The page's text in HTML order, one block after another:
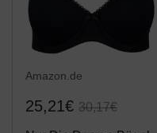
Amazon.de
25,21€ 30,17€